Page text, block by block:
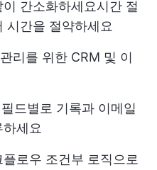
간소화하세요시간 절
시간을 절약하세요
리를 위한 CRM 및 이
드별로 기록과 이메일
세요
플로우 조건부 로직으로